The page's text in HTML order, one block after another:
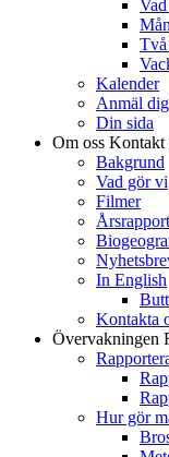
Två
Kalender
Anmäl
Din sida
Om oss Kontakt
Bakgrund
Vad gör vi
Filmer
In English
Kontakta
Övervakningen
Hur gör